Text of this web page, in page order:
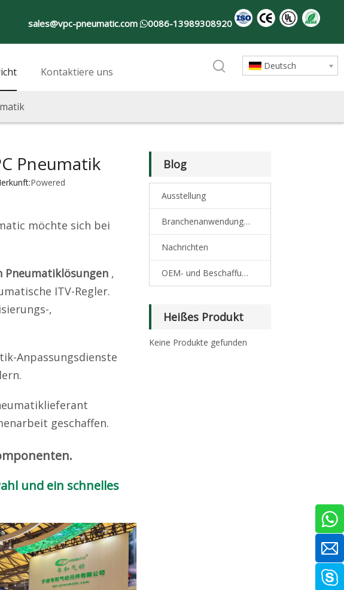
sales@vpc-pneumatic.com 0086-13989308920
Kontaktiere uns Deutsch
Pneumatik
Powered
möchte sich bei
Pneumatiklösungen ,
ITV-Regler.
,
Anpassungsdienste
geschaffen.
und ein schnelles
Blog
Ausstellung
Branchenanwendungen
Nachrichten
OEM- und Beschaffungsleitfaden
Heißes Produkt
Keine Produkte gefunden